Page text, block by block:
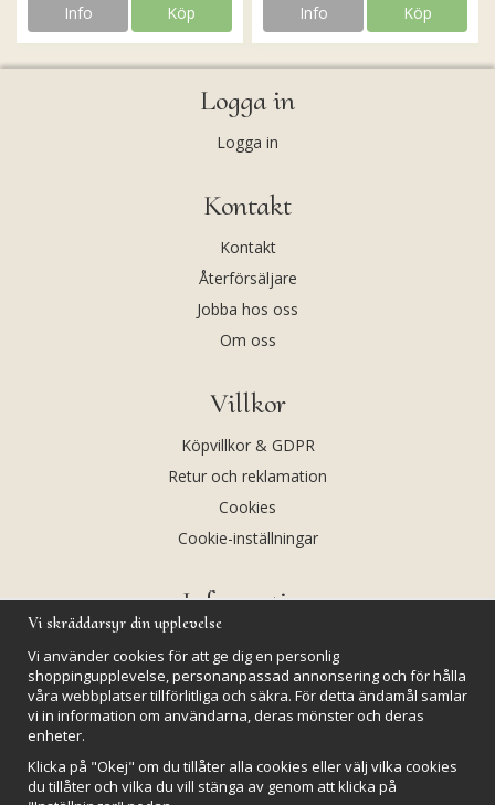
Info Köp Info Köp
Logga in
Logga in
Kontakt
Kontakt
Återförsäljare
Jobba hos oss
Om oss
Villkor
Köpvillkor & GDPR
Retur och reklamation
Cookies
Cookie-inställningar
Information
Kalendarium
Nyheter
Kristaller och fairtrade
Rena & Ladda kristaller
Vi skräddarsyr din upplevelse
Vi använder cookies för att ge dig en personlig
shoppingupplevelse, personanpassad annonsering och för hålla
våra webbplatser tillförlitliga och säkra. För detta ändamål samlar
vi in information om användarna, deras mönster och deras
enheter.
Klicka på "Okej" om du tillåter alla cookies eller välj vilka cookies
du tillåter och vilka du vill stänga av genom att klicka på